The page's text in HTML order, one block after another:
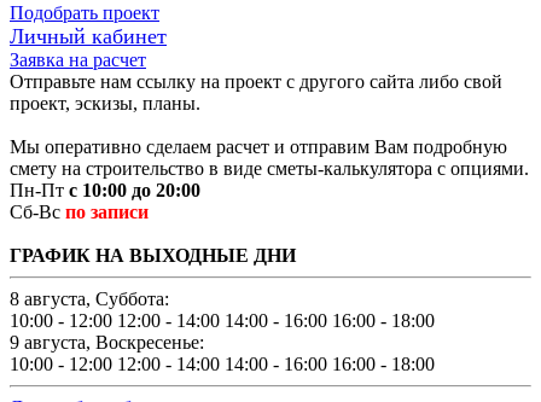
Подобрать проект
Личный кабинет
Заявка на расчет
Отправьте нам ссылку на проект с другого сайта либо свой
проект, эскизы, планы.
Мы оперативно сделаем расчет и отправим Вам подробную
смету на строительство в виде сметы-калькулятора с опциями.
Пн-Пт с 10:00 до 20:00
Сб-Вс по записи
ГРАФИК НА ВЫХОДНЫЕ ДНИ
8 августа, Суббота:
10:00 - 12:00 12:00 - 14:00 14:00 - 16:00 16:00 - 18:00
9 августа, Воскресенье:
10:00 - 12:00 12:00 - 14:00 14:00 - 16:00 16:00 - 18:00